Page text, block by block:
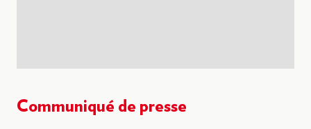
Communiqué de presse